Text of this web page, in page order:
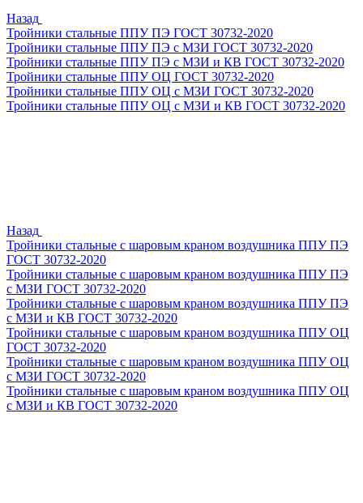
Назад
Тройники стальные ППУ ПЭ ГОСТ 30732-2020
Тройники стальные ППУ ПЭ с МЗИ ГОСТ 30732-2020
Тройники стальные ППУ ПЭ с МЗИ и КВ ГОСТ 30732-2020
Тройники стальные ППУ ОЦ ГОСТ 30732-2020
Тройники стальные ППУ ОЦ с МЗИ ГОСТ 30732-2020
Тройники стальные ППУ ОЦ с МЗИ и КВ ГОСТ 30732-2020
Назад
Тройники стальные с шаровым краном воздушника ППУ ПЭ
ГОСТ 30732-2020
Тройники стальные с шаровым краном воздушника ППУ ПЭ
с МЗИ ГОСТ 30732-2020
Тройники стальные с шаровым краном воздушника ППУ ПЭ
с МЗИ и КВ ГОСТ 30732-2020
Тройники стальные с шаровым краном воздушника ППУ ОЦ
ГОСТ 30732-2020
Тройники стальные с шаровым краном воздушника ППУ ОЦ
с МЗИ ГОСТ 30732-2020
Тройники стальные с шаровым краном воздушника ППУ ОЦ
с МЗИ и КВ ГОСТ 30732-2020